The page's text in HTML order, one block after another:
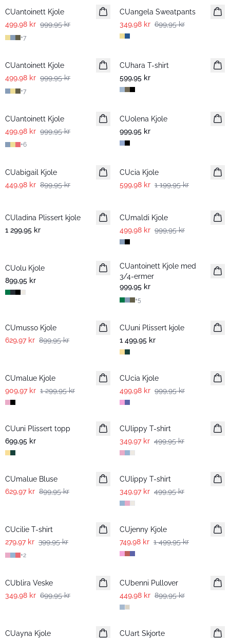
CUantoinett Kjole
499,98 kr 999,95 kr
+7
CUangela Sweatpants
349,98 kr 699,95 kr
CUantoinett Kjole
499,98 kr 999,95 kr
+7
CUhara T-shirt
599,95 kr
CUantoinett Kjole
499,98 kr 999,95 kr
+6
CUolena Kjole
999,95 kr
CUabigail Kjole
449,98 kr 899,95 kr
CUcia Kjole
599,98 kr 1 199,95 kr
Nyhet
CUladina Plissert kjole
1 299,95 kr
CUmaldi Kjole
499,98 kr 999,95 kr
CUolu Kjole
899,95 kr
CUantoinett Kjole med
3/4-ermer
999,95 kr
+5
CUmusso Kjole
629,97 kr 899,95 kr
Nyhet
CUuni Plissert kjole
1 499,95 kr
CUmalue Kjole
909,97 kr 1 299,95 kr
-50%
CUcia Kjole
499,98 kr 999,95 kr
Nyhet
CUuni Plissert topp
699,95 kr
-30%
CUlippy T-shirt
349,97 kr 499,95 kr
-30%
CUmalue Bluse
629,97 kr 899,95 kr
-30%
CUlippy T-shirt
349,97 kr 499,95 kr
CUcilie T-shirt
279,97 kr 399,95 kr
+2
-50%
CUjenny Kjole
749,98 kr 1 499,95 kr
CUblira Veske
349,98 kr 699,95 kr
CUbenni Pullover
449,98 kr 899,95 kr
CUayna Kjole
-50%
CUart Skjorte